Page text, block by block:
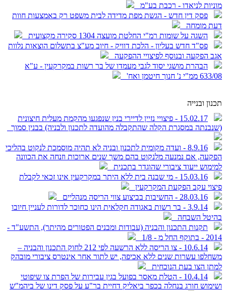
מוניות לניאדו - רכבת בע"מ
פסק דין חדש - הגשת מפת מדידה לבית משפט רק באמצעות חוות
דעת מומחה
השגה על שומות רמ"י החלטת מועצה 1304 סקירה מקצועית
פס"ד חדש בעליון - הלכת דוויק - חיוב מע"צ בתשלום הוצאות נלוות
אגב הפקעה ובנוסף לפיצויי ההפקעה
הבהרת מושגי יסוד לגבי מעמדו של בר רשות במקרקעין - ע"א
633/08 ממ"י נ' חנוך חיטמן ואח'
תכנון ובנייה
15.02.17 - פיצויי נזיין לדיירי בנין שנפגעו מהקמת מעלית חיצונית
(שנבנתה במסגרת הקלה שהתקבלה מהועדה לתכנון ולבניה) בבנין סמוך
8.9.16 - ועדה מקומית לתכנון ובניה לא תהיה מוסמכת לנקוט בהליכי
הפקעה, אם נמנעה מלנקוט בהם משך שנים ארוכות וזנחה את הכוונה
למימוש ייעוד ציבורי שהוגדר בתכנית
15.03.16 - מי שבנה בית ללא היתר במקרקעין אינו זכאי לקבלת
פיצוי עקב הפקעת המקרקעין
28.03.16 - החשיבות בביצוע צווי הריסה מנהליים
3.9.14 - בר רשות באגודה חקלאית הינו כחוכר לדורות לעניין חיובו
בהיטל השבחה
תקנות התכנון והבניה (עבודות ומבנים הפטורים מהיתר), התשע"ד -
2014 - בתוקף החל מ - 1/8
10.6.14 - צו הריסה ללא הרשעה לפי 212 לחוק התכנון והבניה –
משחלפו עשרות שנים ללא אכיפה, יש לתור אחר אינטרס ציבורי מובהק
למתן הצו בעת הנוכחית
10.4.14 - הטלת מאסר בפועל בגין עבירות של הפרת צו שיפוטי
ושימוש חורג בנחלה בכפר ביאליק דחיית בר"ע על פסק דינו של ביהמ"ש